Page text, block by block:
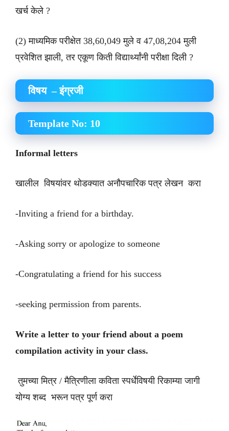
खर्च केले ?
(2) माध्यमिक परीक्षेत 38,60,049 मुले व 47,08,204 मुली
प्रवेशित झाली, तर एकूण किती विद्यार्थ्यांनी परीक्षा दिली ?
विषय – इंग्रजी
Template No: 10
Informal letters
खालील विषयांवर थोडक्यात अनौपचारिक पत्र लेखन करा
-Inviting a friend for a birthday.
-Asking sorry or apologize to someone
-Congratulating a friend for his success
-seeking permission from parents.
Write a letter to your friend about a poem
compilation activity in your class.
तुमच्या मित्र / मैत्रिणीला कविता स्पर्धेविषयी रिकाम्या जागी
योग्य शब्द भरून पत्र पूर्ण करा